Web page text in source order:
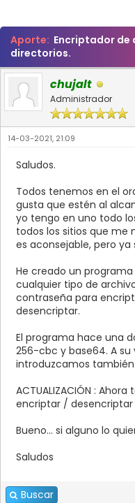
Aporte: Encriptador de
directorios.
chujalt
Administrador
14-03-2021, 21:09
Saludos.
Todos tenemos en el
gusta que estén al
yo tengo en uno todo
todos los sitios que
es aconsejable, pero
He creado un
cualquier tipo de
contraseña para
desencriptar.
El programa hace una
256-cbc y base64. A
introduzcamos
ACTUALIZACIÓN :
encriptar /
Bueno... si alguno lo
Saludos
Buscar